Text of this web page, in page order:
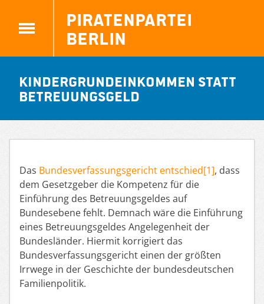
Piratenpartei
Berlin
Kindergrundeinkommen statt
Betreuungsgeld
Das Bundesverfassungsgericht entschied[1], dass
dem Gesetzgeber die Kompetenz für die
Einführung des Betreuungsgeldes auf
Bundesebene fehlt. Demnach wäre die Einführung
eines Betreuungsgeldes Angelegenheit der
Bundesländer. Hiermit korrigiert das
Bundesverfassungsgericht einen der größten
Irrwege in der Geschichte der bundesdeutschen
Familienpolitik.